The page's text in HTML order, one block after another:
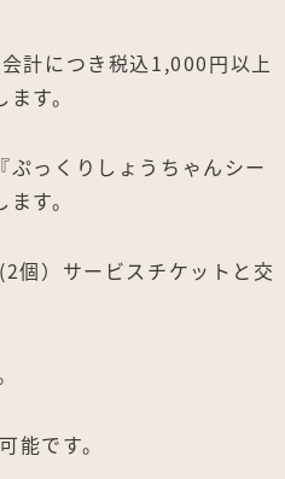
計につき税込1,000円以上
す。
っくりしょうちゃんシー
す。
個）サービスチケットと交
です。